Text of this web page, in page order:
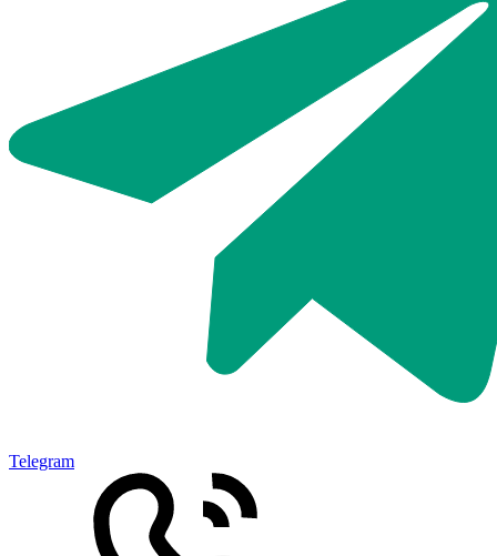
Telegram